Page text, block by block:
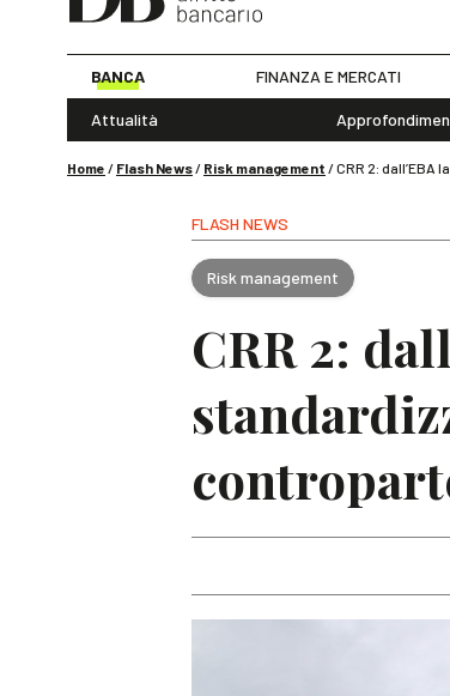
BANCA FINANZA E MERCATI
Attualità
Home / Flash News/ Risk management /CRR 2: dall’EBA
FLASH NEWS
Risk management
CRR 2: